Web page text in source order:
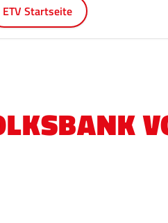
ETV Startseite